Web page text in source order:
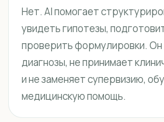
Нет. AI помогает
увидеть гипотезы,
проверить формулировки. Он
диагнозы, не принимает
и не заменяет супервизию,
медицинскую помощь.